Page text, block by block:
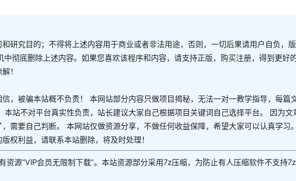
研究目的；不得将上述内容用于商业或者非法用途，否则，一切后果请用户自负，
彻底删除上述内容。如果您喜欢该程序和内容，请支持正版，购买注册，得到更好
！
，被骗本站概不负责！ 本网站部分内容只做项目揭秘，无法一对一教学指导，每篇
站不对平台真实性负责，站长建议大家自己根据项目关键词自己选择平台。 因为文
需要自己判断。 本网站仅做资源分享，不做任何收益保障，希望大家可以认真学习
权利益，请联系本站删除，将及时处理！
资源“VIP会员无限制下载”。本站资源部分采用7z压缩，为防止有人压缩软件不支持